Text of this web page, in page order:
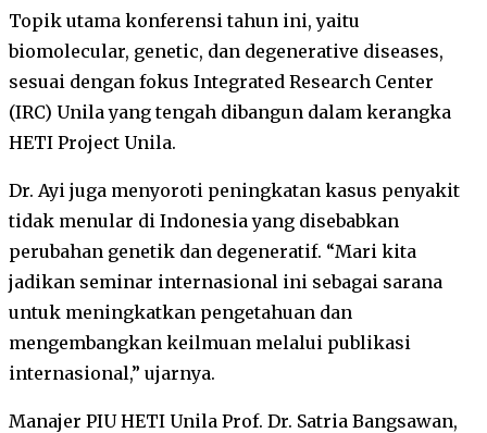
Topik utama konferensi tahun ini, yaitu
biomolecular, genetic, dan degenerative diseases,
sesuai dengan fokus Integrated Research Center
(IRC) Unila yang tengah dibangun dalam kerangka
HETI Project Unila.
Dr. Ayi juga menyoroti peningkatan kasus penyakit
tidak menular di Indonesia yang disebabkan
perubahan genetik dan degeneratif. “Mari kita
jadikan seminar internasional ini sebagai sarana
untuk meningkatkan pengetahuan dan
mengembangkan keilmuan melalui publikasi
internasional,” ujarnya.
Manajer PIU HETI Unila Prof. Dr. Satria Bangsawan,